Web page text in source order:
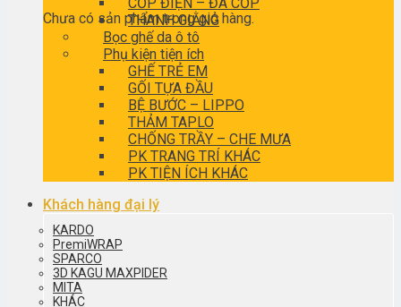
Chưa có sản phẩm trong giỏ hàng.
THANH GIẰNG
Bọc ghế da ô tô
Phụ kiện tiện ích
GHẾ TRẺ EM
GỐI TỰA ĐẦU
BỆ BƯỚC – LIPPO
THẢM TAPLO
CHỐNG TRẦY – CHE MƯA
PK TRANG TRÍ KHÁC
PK TIỆN ÍCH KHÁC
Khách hàng đại lý
KARDO
PremiWRAP
SPARCO
3D KAGU MAXPIDER
MITA
KHÁC